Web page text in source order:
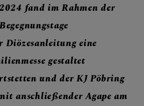
fand im Rahmen der
Diözesanleitung eine
gestaltet
und der KJ Pöbring
anschließender Agape am